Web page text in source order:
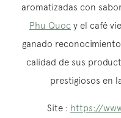
aromatizadas con
Phu Quoc y el café
ganado
calidad de sus
prestigiosos en
Site : https://